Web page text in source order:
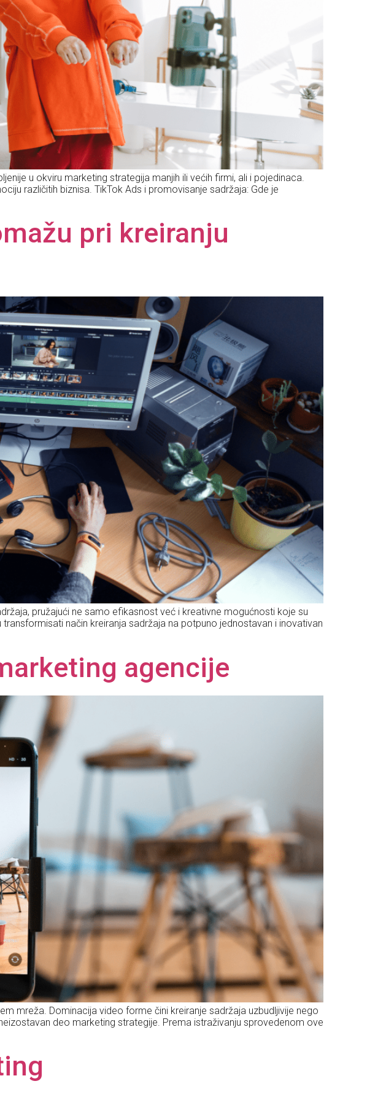
u okviru marketing strategija manjih ili većih firmi, ali i pojedinaca.
različitih biznisa. TikTok Ads i promovisanje sadržaja: Gde je
pri kreiranju
pružajući ne samo efikasnost već i kreativne mogućnosti koje su
način kreiranja sadržaja na potpuno jednostavan i inovativan
agencije
mreža. Dominacija video forme čini kreiranje sadržaja uzbudljivije nego
deo marketing strategije. Prema istraživanju sprovedenom ove